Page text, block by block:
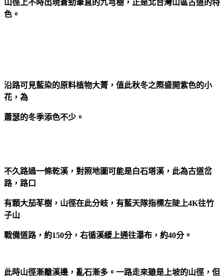
山徑上不時出現蒼勁筆直的九芎樹，正是北台灣山區古道的特
色。
沿路可見藍染的原料植物大菁，值此秋冬之際盛開紫色的小
花，為
蕭瑟的冬季添色不少。
不久路過一條乾溪，對照地圖可能是白石塔溪，此為古道岔
路，路口
有顆大茄苳樹，山徑在此分岐，有藍天隊指標左陡上4K往竹
子山
戰備道路，約150分，右循溪緩上通往瀑布，約40分。
此時山徑漸離溪邊，亂石漸多。一路走來雖是上坡的山徑，但